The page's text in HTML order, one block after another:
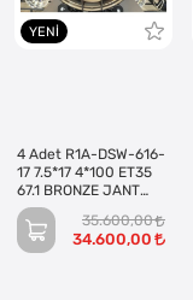
YENI
4 Adet R1A-DSW-616-
17 7.5*17 4*100 ET35
67.1 BRONZE JANT
(Takım)
35.600,00
34.600,00